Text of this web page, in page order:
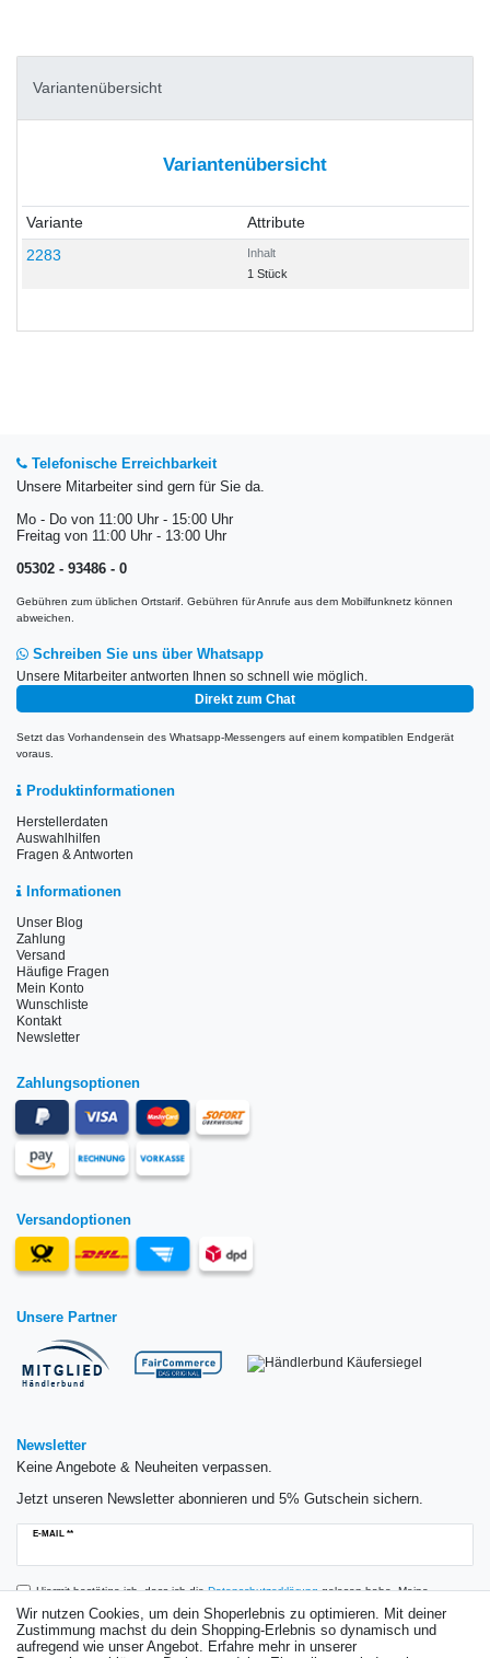
Variantenübersicht
Variantenübersicht
Variante
Attribute
2283
Inhalt
1 Stück
Telefonische Erreichbarkeit
Unsere Mitarbeiter sind gern für Sie da.
Mo - Do von 11:00 Uhr - 15:00 Uhr
Freitag von 11:00 Uhr - 13:00 Uhr
05302 - 93486 - 0
Gebühren zum üblichen Ortstarif. Gebühren für Anrufe aus dem Mobilfunknetz können
abweichen.
Schreiben Sie uns über Whatsapp
Unsere Mitarbeiter antworten Ihnen so schnell wie möglich.
Direkt zum Chat
Setzt das Vorhandensein des Whatsapp-Messengers auf einem kompatiblen Endgerät
voraus.
Produktinformationen
Herstellerdaten
Auswahlhilfen
Fragen & Antworten
Informationen
Unser Blog
Zahlung
Versand
Häufige Fragen
Mein Konto
Wunschliste
Kontakt
Newsletter
Zahlungsoptionen
Versandoptionen
Unsere Partner
Newsletter
Keine Angebote & Neuheiten verpassen.
Jetzt unseren Newsletter abonnieren und 5% Gutschein sichern.
E-MAIL **
Newsletter
Hiermit bestätige ich, dass ich dieDaten­schutz­erklärunggelesen habe. Meine
Einwilligung kann ich jederzeit widerrufen.**
Wir nutzen Cookies, um dein Shoperlebnis zu optimieren. Mit deiner
Zustimmung machst du dein Shopping-Erlebnis so dynamisch und
aufregend wie unser Angebot. Erfahre mehr in unserer